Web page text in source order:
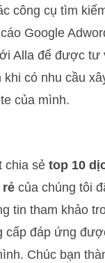
công cụ tìm
Google
Alla để được tư
khi có nhu cầu
của mình.
chia sẻ top 10
rẻ của chúng tôi
tin tham khảo
cấp đáp ứng
Chúc bạn